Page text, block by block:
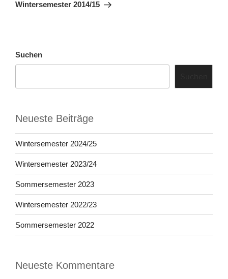
Wintersemester 2014/15
Suchen
Neueste Beiträge
Wintersemester 2024/25
Wintersemester 2023/24
Sommersemester 2023
Wintersemester 2022/23
Sommersemester 2022
Neueste Kommentare